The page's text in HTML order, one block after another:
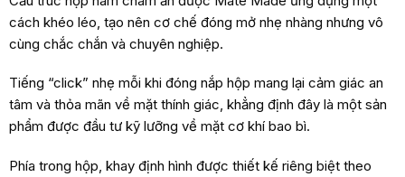
cách khéo léo, tạo nên cơ chế đóng mở nhẹ nhàng nhưng vô
cùng chắc chắn và chuyên nghiệp.
Tiếng “click” nhẹ mỗi khi đóng nắp hộp mang lại cảm giác an
tâm và thỏa mãn về mặt thính giác, khẳng định đây là một sản
phẩm được đầu tư kỹ lưỡng về mặt cơ khí bao bì.
Phía trong hộp, khay định hình được thiết kế riêng biệt theo